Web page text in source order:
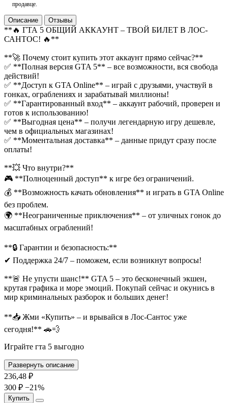
продавце.
Описание Отзывы
**🔥 ГТА 5 ОБЩИЙ АККАУНТ – ТВОЙ БИЛЕТ В ЛОС-
САНТОС! 🔥**
**🚀 Почему стоит купить этот аккаунт прямо сейчас?**
✅ **Полная версия GTA 5** – все возможности, вся свобода
действий!
✅ **Доступ к GTA Online** – играй с друзьями, участвуй в
гонках, ограблениях и зарабатывай миллионы!
✅ **Гарантированный вход** – аккаунт рабочий, проверен и
готов к использованию!
✅ **Выгодная цена** – получи легендарную игру дешевле,
чем в официальных магазинах!
✅ **Моментальная доставка** – данные придут сразу после
оплаты!
**💥 Что внутри?**
🎮 **Полноценный доступ** к игре без ограничений.
💰 **Возможность качать обновления** и играть в GTA Online
без проблем.
🌍 **Неограниченные приключения** – от уличных гонок до
масштабных ограблений!
**🔒 Гарантии и безопасность:**
✔ Поддержка 24/7 – поможем, если возникнут вопросы!
**🚨 Не упусти шанс!** GTA 5 – это бесконечный экшен,
крутая графика и море эмоций. Покупай сейчас и окунись в
мир криминальных разборок и больших денег!
**📥 Жми «Купить» – и врывайся в Лос-Сантос уже
сегодня!** 🚗💨
Играйте гта 5 выгодно
Развернуть описание
236,48 ₽
300 ₽ −21%
Купить